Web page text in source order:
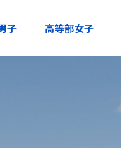
子 高等部女子